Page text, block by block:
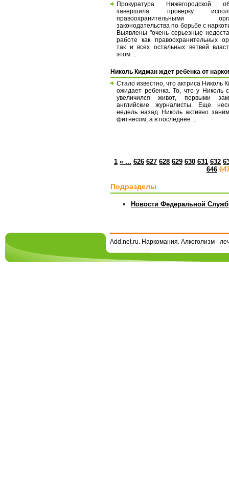
Прокуратура Нижегородской
завершила проверку
правоохранительными
законодательства по борьбе с
Выявлены "очень серьезные
работе как правоохранительных
так и всех остальных ветвей
этом ...
Николь Кидман ждет ребенка от
Стало известно, что актриса Николь
ожидает ребенка. То, что у Николь
увеличился живот, первыми
английские журналисты. Еще
недель назад Николь активно
фитнесом, а в последнее ...
1 « ... 626 627 628 629 630 631 632
646
Подразделы
Новости Федеральной
Add.net.ru. Наркомания. Алкоголизм -